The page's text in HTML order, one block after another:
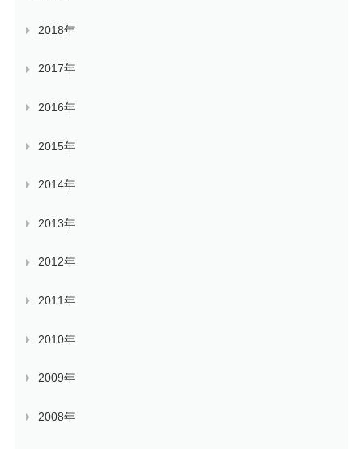
2018年
2017年
2016年
2015年
2014年
2013年
2012年
2011年
2010年
2009年
2008年